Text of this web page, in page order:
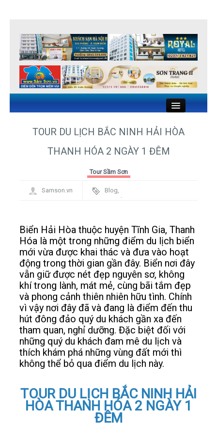
KHÁCH SẠN SẦM SƠN
NHÀ NGHỈ SẦM SƠN
NHÀ HÀNG HẢI SẢN SẦM SƠN
LIÊN HỆ
TOUR DU LỊCH BẮC NINH HẢI HÒA
THANH HÓA 2 NGÀY 1 ĐÊM
Tour Sầm Sơn
Samson.vn Blog
Framework
Biển Hải Hòa thuộc huyện Tĩnh Gia, Thanh
Hóa là một trong những điểm du lịch biển
mới vừa được khai thác và đưa vào hoạt
động trong thời gian gần đây. Biển nơi đây
vẫn giữ được nét đẹp nguyên sơ, không
khí trong lành, mát mẻ, cùng bãi tắm đẹp
và phong cảnh thiên nhiên hữu tình. Chính
vì vậy nơi đây đã và đang là điểm đến thu
hút đông đảo quý du khách gần xa đến
tham quan, nghỉ dưỡng. Đặc biệt đối với
những quý du khách đam mê du lịch và
thích khám phá những vùng đất mới thì
không thể bỏ qua điểm du lịch này.
TOUR DU LỊCH BẮC NINH HẢI
HÒA THANH HÓA 2 NGÀY 1
ĐÊM